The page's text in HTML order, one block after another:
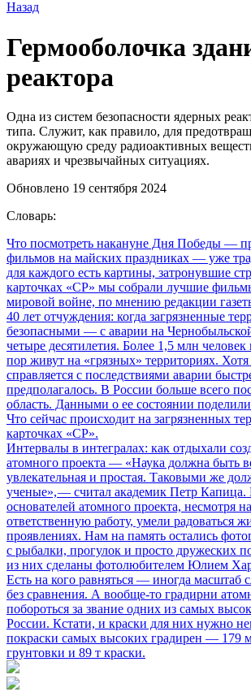
Назад
Гермооболочка
реактора
Одна из систем безопасности ядерных
типа. Служит, как правило, для
окружающую среду радиоактивных
авариях и чрезвычайных ситуациях.
Обновлено 19 сентября 2024
Словарь:
Что посмотреть накануне Дня Победы —
фильмов на майских праздниках — уже
для каждого есть картины, затронувшие
карточках «СР» мы собрали лучшие
мировой войне, по мнению редакции
40 лет отчуждения: когда загрязненные
безопасными — с аварии на
четыре десятилетия. Более 1,5 млн
пор живут на «грязных» территориях.
справляется с последствиями аварии
предполагалось. В России больше всего
область. Данными о ее состоянии
Что сейчас происходит на загрязненных
карточках «СР».
Интервалы в интегралах: как отдыхали
атомного проекта — «Наука должна быть
увлекательная и простая. Таковыми же
ученые», — считал академик Петр Капица.
основателей атомного проекта, несмотря
ответственную работу, умели радоваться
проявлениях. Нам на память остались
с рыбалки, прогулок и просто дружеских
из них сделаны фотолюбителем Юлием
Есть на кого равняться — иногда масштаб
без сравнения. А вообще-то градирни
побороться за звание одних из самых
России. Кстати, и краски для них нужно
покраски самых высоких градирен — 179
грунтовки и 89 т краски.